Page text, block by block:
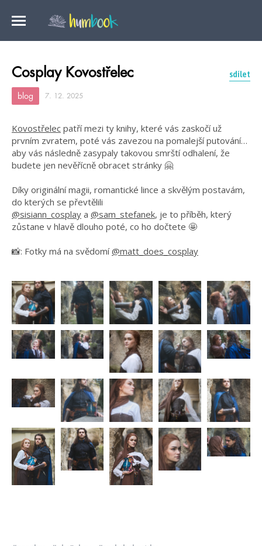
Cosplay Kovostřelec sdílet
blog 7. 12. 2025
Kovostřelec patří mezi ty knihy, které vás zaskočí už
prvním zvratem, poté vás zavezou na pomalejší putování…
aby vás následně zasypaly takovou smrští odhalení, že
budete jen nevěřícně obracet stránky 🤗
Díky originální magii, romantické lince a skvělým postavám,
do kterých se převtělili
@sisiann_cosplay a @sam_stefanek, je to příběh, který
zůstane v hlavě dlouho poté, co ho dočtete 🤩
📸: Fotky má na svědomí@matt_does_cosplay